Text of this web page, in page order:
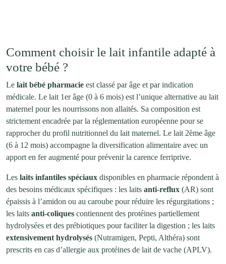
Comment choisir le lait infantile adapté à
votre bébé ?
Le lait bébé pharmacie est classé par âge et par indication
médicale. Le lait 1er âge (0 à 6 mois) est l’unique alternative au lait
maternel pour les nourrissons non allaités. Sa composition est
strictement encadrée par la réglementation européenne pour se
rapprocher du profil nutritionnel du lait maternel. Le lait 2ème âge
(6 à 12 mois) accompagne la diversification alimentaire avec un
apport en fer augmenté pour prévenir la carence ferriprive.
Les laits infantiles spéciaux disponibles en pharmacie répondent à
des besoins médicaux spécifiques : les laits anti-reflux (AR) sont
épaissis à l’amidon ou au caroube pour réduire les régurgitations ;
les laits anti-coliques contiennent des protéines partiellement
hydrolysées et des prébiotiques pour faciliter la digestion ; les laits
extensivement hydrolysés (Nutramigen, Pepti, Althéra) sont
prescrits en cas d’allergie aux protéines de lait de vache (APLV).